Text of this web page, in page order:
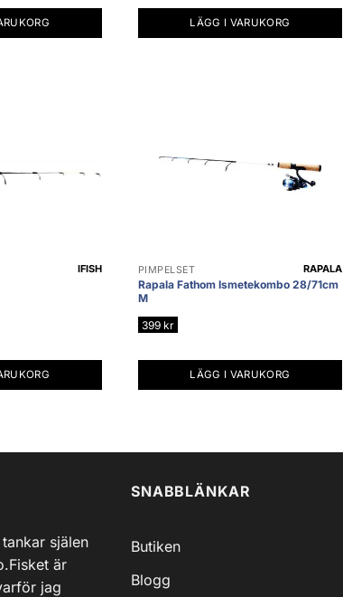
LÄGG I VARUKORG
IFISH PIMPELSET
Rapala Fathom Ismetekombo 28/71cm
M
RAPALA
399 kr
LÄGG I VARUKORG
själen
är
jag
SNABBLÄNKAR
Butiken
Blogg